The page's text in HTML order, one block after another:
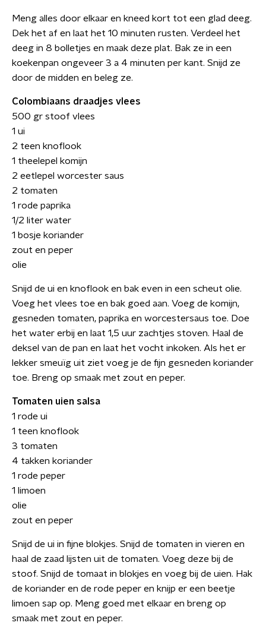
Meng alles door elkaar en kneed kort tot een glad deeg.
Dek het af en laat het 10 minuten rusten. Verdeel het
deeg in 8 bolletjes en maak deze plat. Bak ze in een
koekenpan ongeveer 3 a 4 minuten per kant. Snijd ze
door de midden en beleg ze.
Colombiaans draadjes vlees
500 gr stoof vlees
1 ui
2 teen knoflook
1 theelepel komijn
2 eetlepel worcester saus
2 tomaten
1 rode paprika
1/2 liter water
1 bosje koriander
zout en peper
olie
Snijd de ui en knoflook en bak even in een scheut olie.
Voeg het vlees toe en bak goed aan. Voeg de komijn,
gesneden tomaten, paprika en worcestersaus toe. Doe
het water erbij en laat 1,5 uur zachtjes stoven. Haal de
deksel van de pan en laat het vocht inkoken. Als het er
lekker smeuïg uit ziet voeg je de fijn gesneden koriander
toe. Breng op smaak met zout en peper.
Tomaten uien salsa
1 rode ui
1 teen knoflook
3 tomaten
4 takken koriander
1 rode peper
1 limoen
olie
zout en peper
Snijd de ui in fijne blokjes. Snijd de tomaten in vieren en
haal de zaad lijsten uit de tomaten. Voeg deze bij de
stoof. Snijd de tomaat in blokjes en voeg bij de uien. Hak
de koriander en de rode peper en knijp er een beetje
limoen sap op. Meng goed met elkaar en breng op
smaak met zout en peper.